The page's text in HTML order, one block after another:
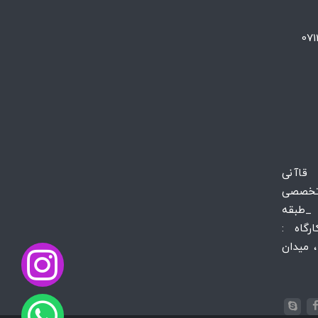
قاآنی
کارگاه :
میدان